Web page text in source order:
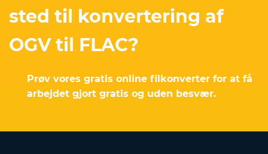
sted til konvertering af
OGV til FLAC?
Prøv vores gratis online filkonverter for at få
arbejdet gjort gratis og uden besvær.